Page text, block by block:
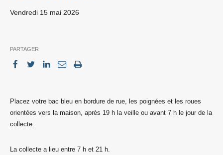
vendredi 15 mai 2026
PARTAGER
Placez votre bac bleu en bordure de rue, les poignées et les roues
orientées vers la maison, après 19 h la veille ou avant 7 h le jour de la
collecte.
La collecte a lieu entre 7 h et 21 h.